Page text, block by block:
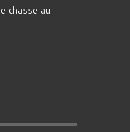
chasse au